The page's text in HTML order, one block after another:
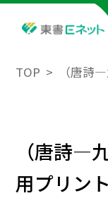
TOP （唐詩
（唐詩―
用プリント